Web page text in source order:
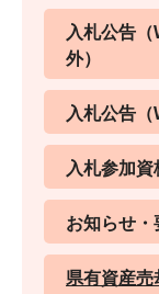
入札公告
外）
入札公告（
入札参加資
お知らせ・
県有資産売